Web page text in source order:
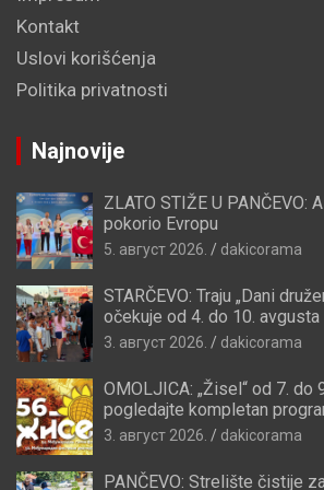
Kontakt
Uslovi korišćenja
Politika privatnosti
Najnovije
ZLATO STIŽE U PANČEVO:
pokorio Evropu
5. август 2026. dakicorama
STARČEVO: Traju „Dani
očekuje od 4. do 10. avgusta
3. август 2026. dakicorama
OMOLJICA: „Žisel“ od 7. do
pogledajte kompletan
3. август 2026. dakicorama
PANČEVO: Strelište čistije